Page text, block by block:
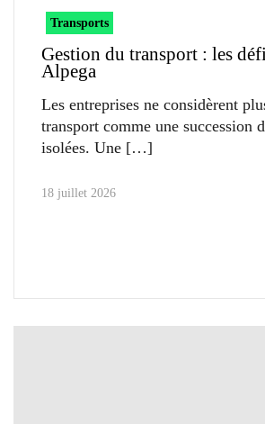
Transports
Gestion du transport : les
Alpega
Les entreprises ne considèrent
transport comme une succession
isolées. Une
18 juillet 2026